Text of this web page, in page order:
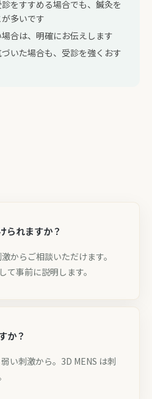
をすすめる場合でも、鍼灸を
多いです
合は、明確にお伝えします
いた場合も、受診を強くおす
られますか？
からご相談いただけます。
て事前に説明します。
か？
い刺激から。3D MENS は刺